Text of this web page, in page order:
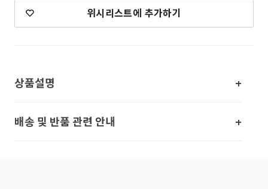
위시리스트에 추가하기
상품설명
배송 및 반품 관련 안내